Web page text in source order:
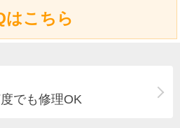
はこちら
でも修理OK